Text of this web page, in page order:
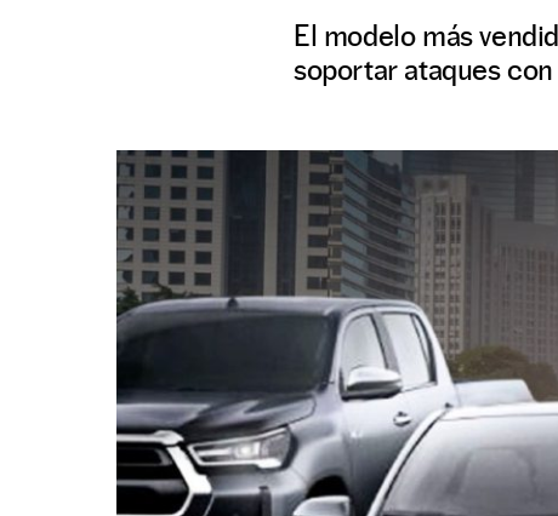
El modelo más
soportar ataques